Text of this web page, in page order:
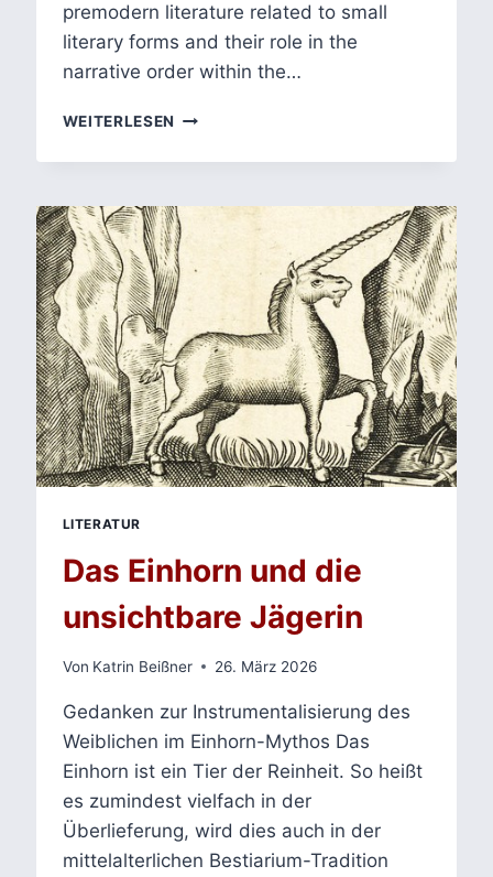
premodern literature related to small
literary forms and their role in the
narrative order within the…
WEITERLESEN VERNETZTES
ZWEI
ZU
FIGUREN,
KLEINEN
FORMEN
UND
IHRER
FUNKTION
IN
VEIT
WARBECKS
DIE
SCHÖNE
MAGELONE
LITERATUR
Das Einhorn und die
unsichtbare Jägerin
Von Katrin Beißner 26. März 2026
Gedanken zur Instrumentalisierung des
Weiblichen im Einhorn-Mythos Das
Einhorn ist ein Tier der Reinheit. So heißt
es zumindest vielfach in der
Überlieferung, wird dies auch in der
mittelalterlichen Bestiarium-Tradition